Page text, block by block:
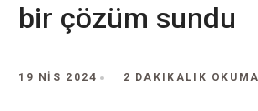
bir çözüm sundu
19 NIS 2024 2 DAKIKALIK OKUMA